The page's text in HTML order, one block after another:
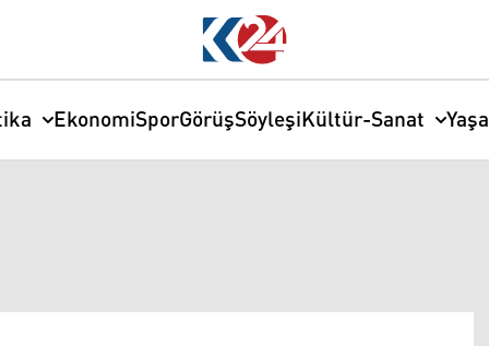
EkonomiSporGörüşSöyleşiKültür-Sanat